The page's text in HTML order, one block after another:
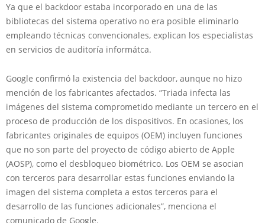
Ya que el backdoor estaba incorporado en una de las
bibliotecas del sistema operativo no era posible eliminarlo
empleando técnicas convencionales, explican los especialistas
en servicios de auditoría informátca.
Google confirmó la existencia del backdoor, aunque no hizo
mención de los fabricantes afectados. “Triada infecta las
imágenes del sistema comprometido mediante un tercero en el
proceso de producción de los dispositivos. En ocasiones, los
fabricantes originales de equipos (OEM) incluyen funciones
que no son parte del proyecto de código abierto de Apple
(AOSP), como el desbloqueo biométrico. Los OEM se asocian
con terceros para desarrollar estas funciones enviando la
imagen del sistema completa a estos terceros para el
desarrollo de las funciones adicionales”, menciona el
comunicado de Google.